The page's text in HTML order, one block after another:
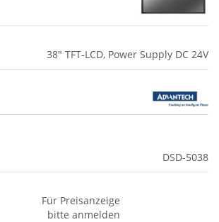
38" TFT-LCD, Power Supply DC 24V
DSD-5038
Für Preisanzeige
bitte anmelden